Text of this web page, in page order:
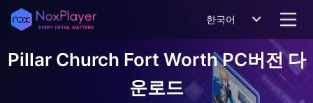
한국어
Pillar Church Fort WorthPC버전 다
운로드